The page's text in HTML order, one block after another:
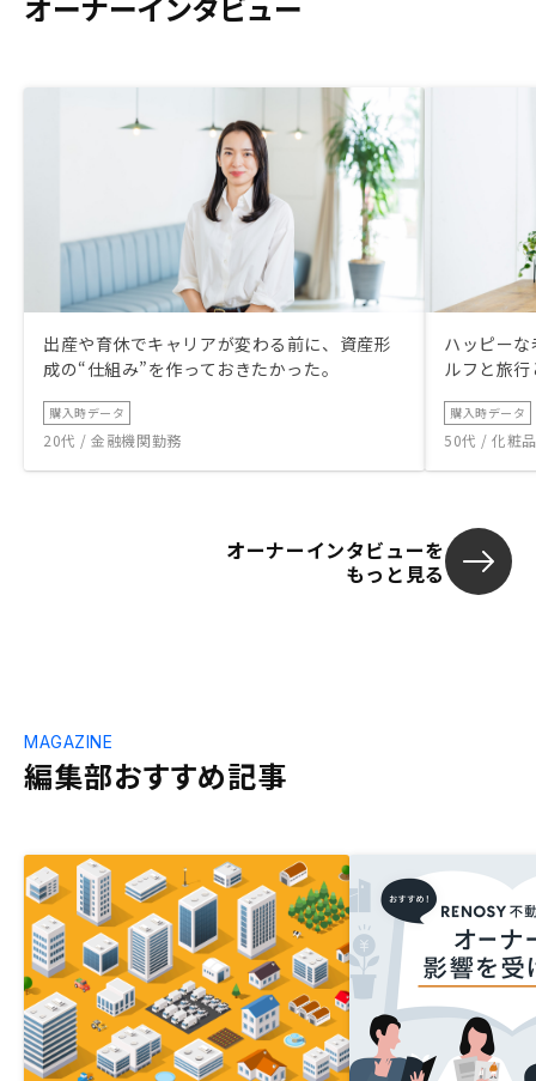
出産や育休でキャリアが変わる前に、資産形
成の“仕組み”を作っておきたかった。
購入時データ
20代 / 金融機関勤務
ハッピー
ルフと旅
購入時データ
50代 / 化粧
オーナーインタビューを
もっと見る
編集部おすすめ記事
MAGAZINE